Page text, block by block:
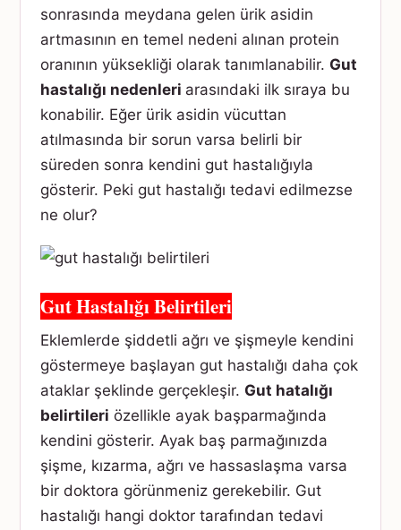
sonrasında meydana gelen ürik asidin
artmasının en temel nedeni alınan protein
oranının yüksekliği olarak tanımlanabilir. Gut
hastalığı nedenleri arasındaki ilk sıraya bu
konabilir. Eğer ürik asidin vücuttan
atılmasında bir sorun varsa belirli bir
süreden sonra kendini gut hastalığıyla
gösterir. Peki gut hastalığı tedavi edilmezse
ne olur?
Gut Hastalığı Belirtileri
Eklemlerde şiddetli ağrı ve şişmeyle kendini
göstermeye başlayan gut hastalığı daha çok
ataklar şeklinde gerçekleşir. Gut hatalığı
belirtileri özellikle ayak başparmağında
kendini gösterir. Ayak baş parmağınızda
şişme, kızarma, ağrı ve hassaslaşma varsa
bir doktora görünmeniz gerekebilir. Gut
hastalığı hangi doktor tarafından tedavi